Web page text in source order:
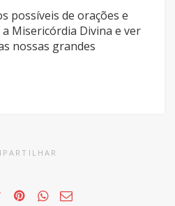
possíveis de orações e
Misericórdia Divina e ver
nossas grandes